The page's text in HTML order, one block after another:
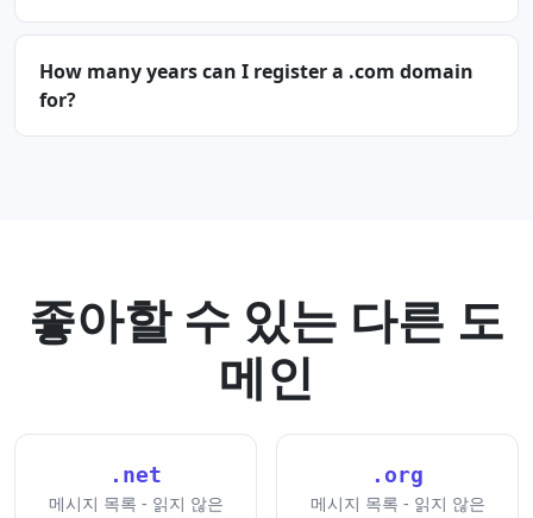
How many years can I register a .com domain
for?
좋아할 수 있는 다른 도
메인
.net
메시지 목록 - 읽지 않은
.org
메시지 목록 - 읽지 않은